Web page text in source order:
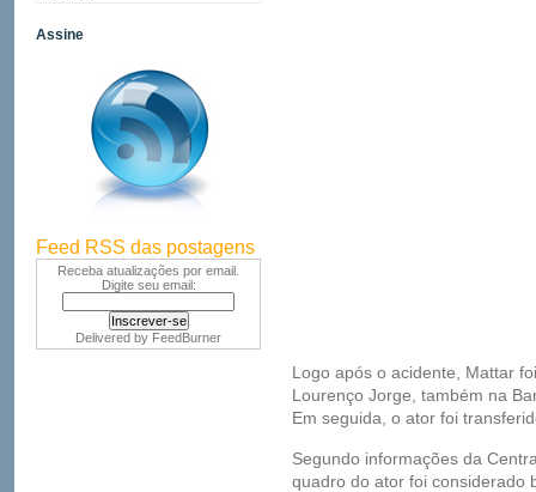
Assine
Feed RSS das postagens
Receba atualizações por email.
Digite seu email:
Delivered by FeedBurner
Logo após o acidente, Mattar
Lourenço Jorge, também na
Em seguida, o ator foi
Segundo informações da
quadro do ator foi considerado